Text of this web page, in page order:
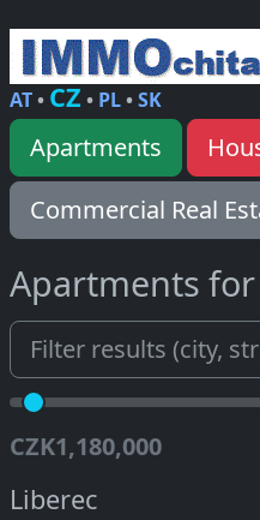
AT• CZ • PL•SK
Apartments
Commercial Real
Apartments for
CZK1,180,000
Liberec